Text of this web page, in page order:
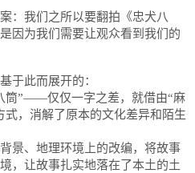
：我们之所以要翻拍《忠犬八
因为我们需要让观众看到我们的
于此而展开的：
筒”——仅仅一字之差，就借由“麻
，消解了原本的文化差异和陌生
景、地理环境上的改编，将故事
，让故事扎实地落在了本土的土